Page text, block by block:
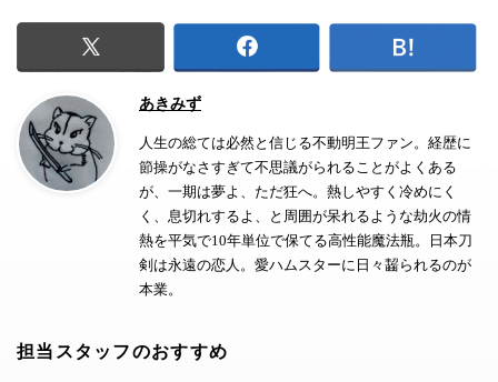
あきみず
人生の総ては必然と信じる不動明王ファン。経歴に
節操がなさすぎて不思議がられることがよくある
が、一期は夢よ、ただ狂へ。熱しやすく冷めにく
く、息切れするよ、と周囲が呆れるような劫火の情
熱を平気で10年単位で保てる高性能魔法瓶。日本刀
剣は永遠の恋人。愛ハムスターに日々齧られるのが
本業。
担当スタッフのおすすめ